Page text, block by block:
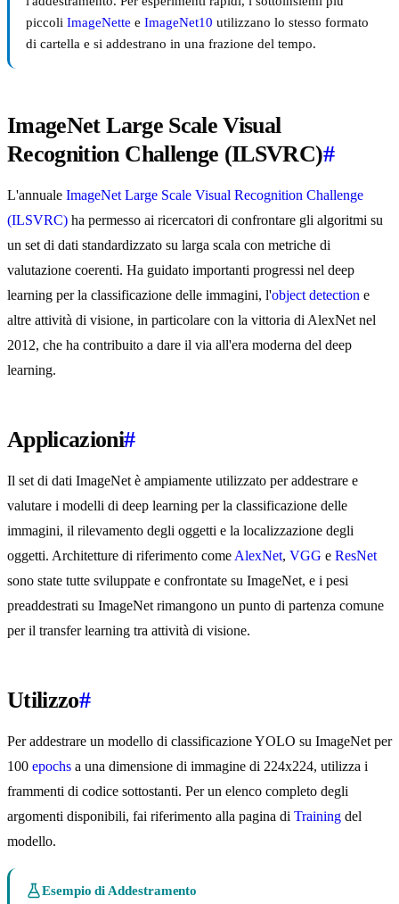
piccoli ImageNette e ImageNet10 utilizzano lo stesso formato
di cartella e si addestrano in una frazione del tempo.
ImageNet Large Scale Visual
Recognition Challenge (ILSVRC)#
L'annuale ImageNet Large Scale Visual Recognition Challenge
(ILSVRC) ha permesso ai ricercatori di confrontare gli algoritmi su
un set di dati standardizzato su larga scala con metriche di
valutazione coerenti. Ha guidato importanti progressi nel deep
learning per la classificazione delle immagini, l'object detection e
altre attività di visione, in particolare con la vittoria di AlexNet nel
2012, che ha contribuito a dare il via all'era moderna del deep
learning.
Applicazioni#
Il set di dati ImageNet è ampiamente utilizzato per addestrare e
valutare i modelli di deep learning per la classificazione delle
immagini, il rilevamento degli oggetti e la localizzazione degli
oggetti. Architetture di riferimento come AlexNet, VGG e ResNet
sono state tutte sviluppate e confrontate su ImageNet, e i pesi
preaddestrati su ImageNet rimangono un punto di partenza comune
per il transfer learning tra attività di visione.
Utilizzo#
Per addestrare un modello di classificazione YOLO su ImageNet per
100 epochs a una dimensione di immagine di 224x224, utilizza i
frammenti di codice sottostanti. Per un elenco completo degli
argomenti disponibili, fai riferimento alla pagina di Training del
modello.
Esempio di Addestramento